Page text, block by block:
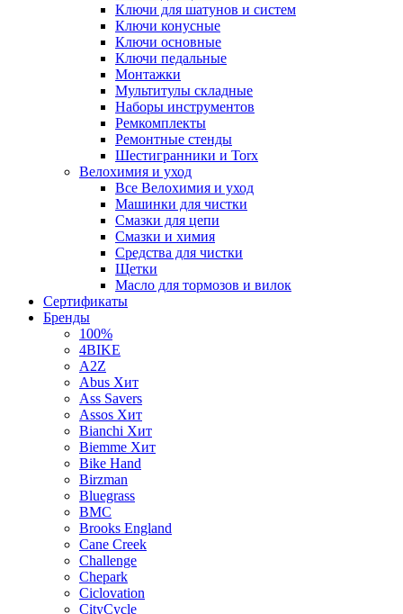
Ключи для шатунов и систем
Ключи конусные
Ключи основные
Ключи педальные
Монтажки
Мультитулы складные
Наборы инструментов
Ремкомплекты
Ремонтные стенды
Шестигранники и Torx
Велохимия и уход
Все Велохимия и уход
Машинки для чистки
Смазки для цепи
Смазки и химия
Средства для чистки
Щетки
Масло для тормозов и вилок
Сертификаты
Бренды
100%
4BIKE
A2Z
Abus Хит
Ass Savers
Assos Хит
Bianchi Хит
Biemme Хит
Bike Hand
Birzman
Bluegrass
BMC
Brooks England
Cane Creek
Challenge
Chepark
Ciclovation
CityCycle